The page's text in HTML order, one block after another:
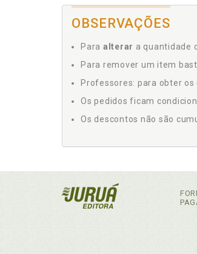
OBSERVAÇÕES
Para alterar a quantidade
Para remover um item
Professores: para obter
Os pedidos ficam
Os descontos não são